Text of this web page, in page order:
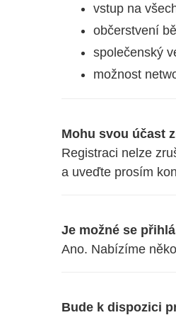
vstup na
občerstvení
společenský
možnost
Mohu svou účast
Registraci nelze
a uveďte prosím
Je možné se
Ano. Nabízíme
Bude k dispozici